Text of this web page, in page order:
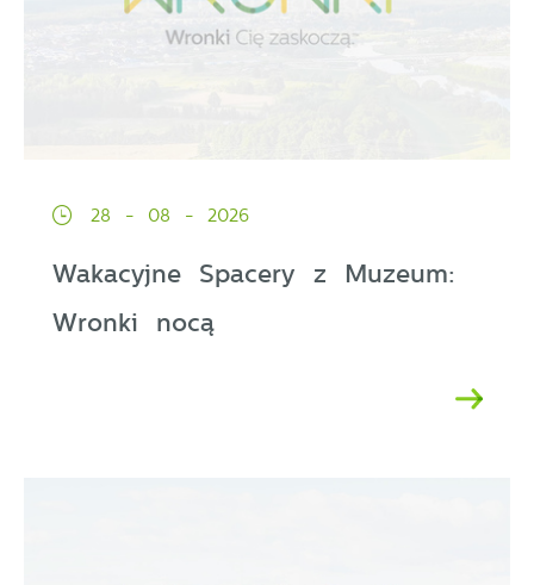
28 - 08 - 2026
Wakacyjne Spacery z Muzeum:
Wronki nocą